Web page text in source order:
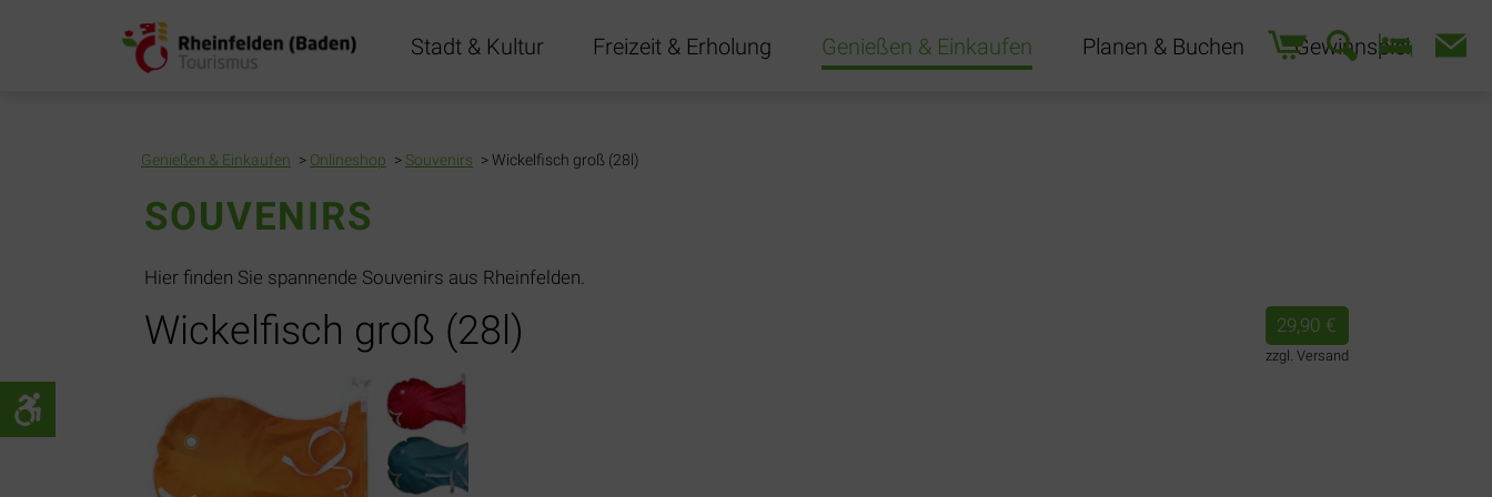
überspringen
Stadt & Kultur Freizeit & Erholung Genießen & Einkaufen Planen & Buchen Gewinnspiel
Navigation
Genießen & Einkaufen Onlineshop Souvenirs Wickelfisch groß (28l)
SOUVENIRS
Hier finden Sie spannende Souvenirs aus Rheinfelden.
Wickelfisch groß (28l) 29,90 €
zzgl. Versand